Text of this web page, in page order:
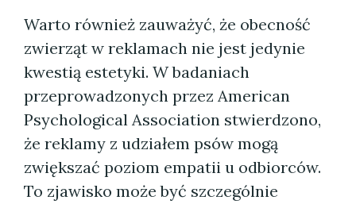
Warto również zauważyć, że obecność
zwierząt w reklamach nie jest jedynie
kwestią estetyki. W badaniach
przeprowadzonych przez American
Psychological Association stwierdzono,
że reklamy z udziałem psów mogą
zwiększać poziom empatii u odbiorców.
To zjawisko może być szczególnie